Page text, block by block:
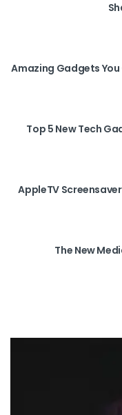
Top 5 New Tech
AppleTV
The New